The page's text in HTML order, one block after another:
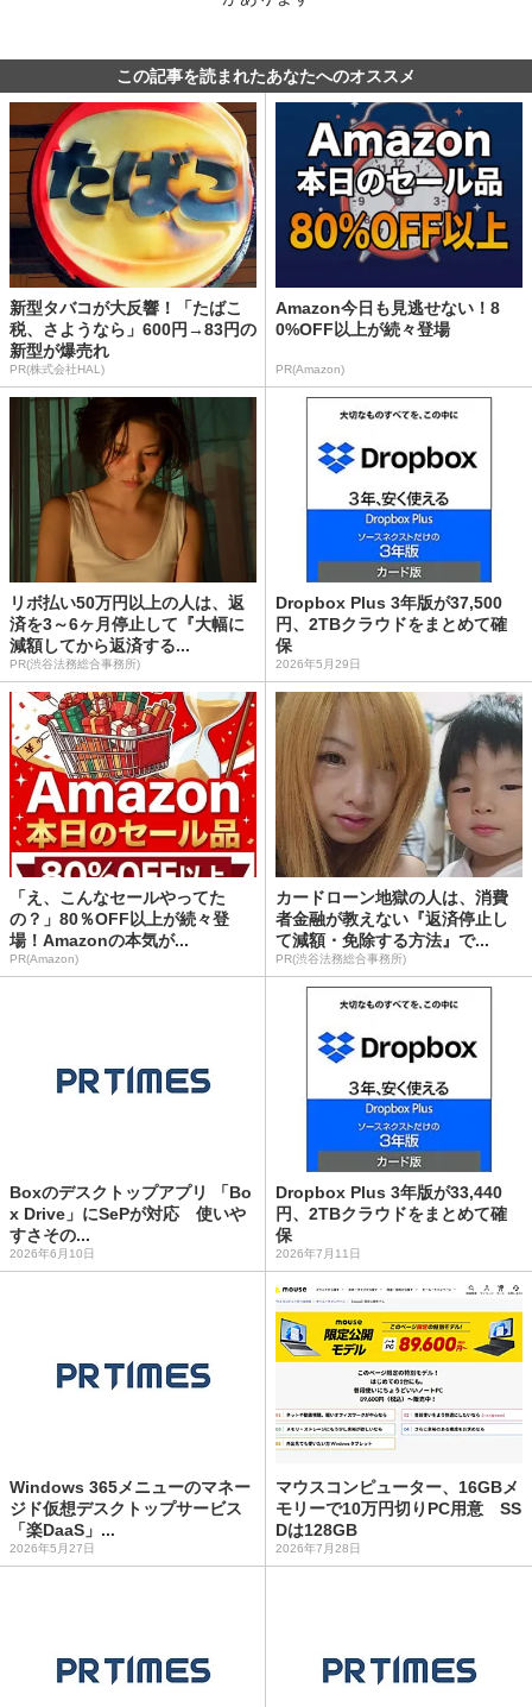
この記事を読まれたあなたへのオススメ
新型タバコが大反響！「たばこ
税、さようなら」600円→83円の
新型が爆売れ
PR(株式会社HAL)
Amazon今日も見逃せない！8
0%OFF以上が続々登場
PR(Amazon)
リボ払い50万円以上の人は、返
済を3～6ヶ月停止して『大幅に
減額してから返済する...
PR(渋谷法務総合事務所)
Dropbox Plus 3年版が37,500
円、2TBクラウドをまとめて確
保
2026年5月29日
「え、こんなセールやってた
の？」80％OFF以上が続々登
場！Amazonの本気が...
PR(Amazon)
カードローン地獄の人は、消費
者金融が教えない『返済停止し
て減額・免除する方法』で...
PR(渋谷法務総合事務所)
Boxのデスクトップアプリ 「Bo
x Drive」にSePが対応 使いや
すさその...
2026年6月10日
Dropbox Plus 3年版が33,440
円、2TBクラウドをまとめて確
保
2026年7月11日
Windows 365メニューのマネー
ジド仮想デスクトップサービス
「楽DaaS」...
2026年5月27日
マウスコンピューター、16GBメ
モリーで10万円切りPC用意 SS
Dは128GB
2026年7月28日